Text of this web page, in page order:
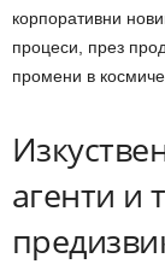
корпоративни
процеси, през
промени в
агенти и